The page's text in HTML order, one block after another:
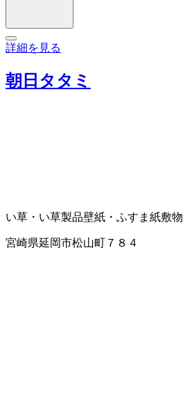
詳細を見る
朝日タタミ
い草・い草製品壁紙・ふすま紙敷物
宮崎県延岡市松山町７８４